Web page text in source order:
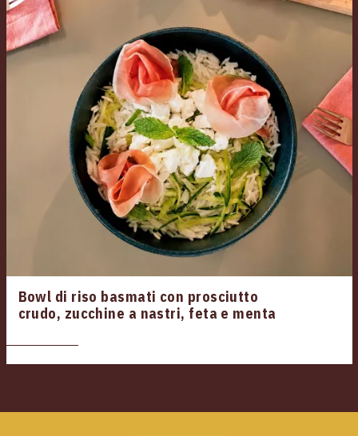
Bowl di riso basmati con prosciutto
crudo, zucchine a nastri, feta e menta